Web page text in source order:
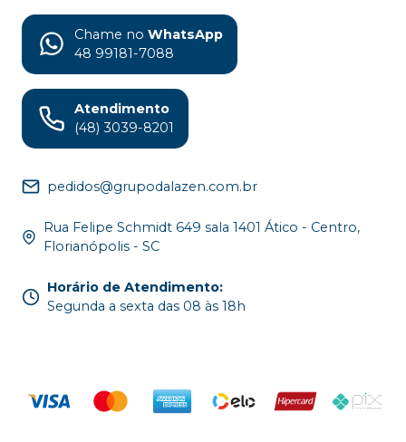
Chame no WhatsApp
48 99181-7088
Atendimento
(48) 3039-8201
pedidos@grupodalazen.com.br
Rua Felipe Schmidt 649 sala 1401 Ático - Centro,
Florianópolis - SC
Horário de Atendimento:
Segunda a sexta das 08 às 18h